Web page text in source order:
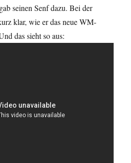
seinen Senf dazu. Bei der
klar, wie er das neue WM-
das sieht so aus: